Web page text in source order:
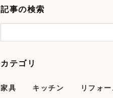
記事の検索
カテゴリ
家具 キッチン リフォ